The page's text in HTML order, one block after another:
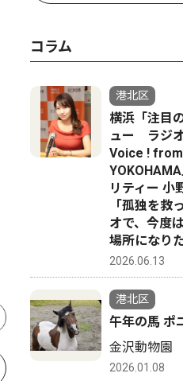
トップニュース 社会
港北警察署 詐欺未然
感謝状 勇気ある声掛
コラム
港北区
横浜「注目
ュー ラジ
Voice ! from
リティー
「孤独を救
オで、今度
場所になりた
2026.06.13
港北区
午年の馬 ポ
金沢動物園
2026.01.08